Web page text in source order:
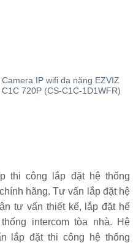
Camera IP wifi đa năng EZVIZ
C1C 720P (CS-C1C-1D1WFR)
thi công lắp đặt hệ thống
hãng. Tư vấn lắp đặt hệ
tư vấn thiết kế, lắp đặt hế
intercom tòa nhà. Hệ
lắp đặt thi công hệ thống